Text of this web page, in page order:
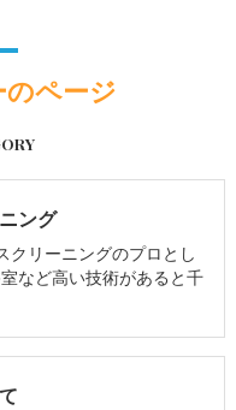
ページ
ング
クリーニングのプロとし
など高い技術があると千